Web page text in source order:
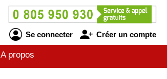
Se connecter Créer un compte
A propos